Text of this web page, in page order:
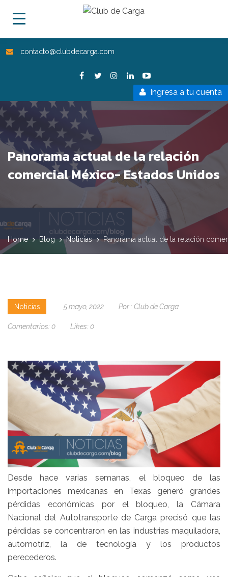
contacto@clubdecarga.com
Ingresa a tu cuenta
Panorama actual de la relación
comercial México- Estados Unidos
Home Blog Noticias Panorama actual de la relación
Noticias 5 mayo, 2022 Por : Club de Carga
Comentarios: 0 Likes: 0
Desde hace varias semanas, el bloqueo de las
importaciones mexicanas en Texas generó grandes
pérdidas económicas por el bloqueo, la Cámara
Nacional del Autotransporte de Carga precisó que las
pérdidas se concentraron en las industrias maquiladora,
automotriz, la de tecnología y los productos
perecederos.